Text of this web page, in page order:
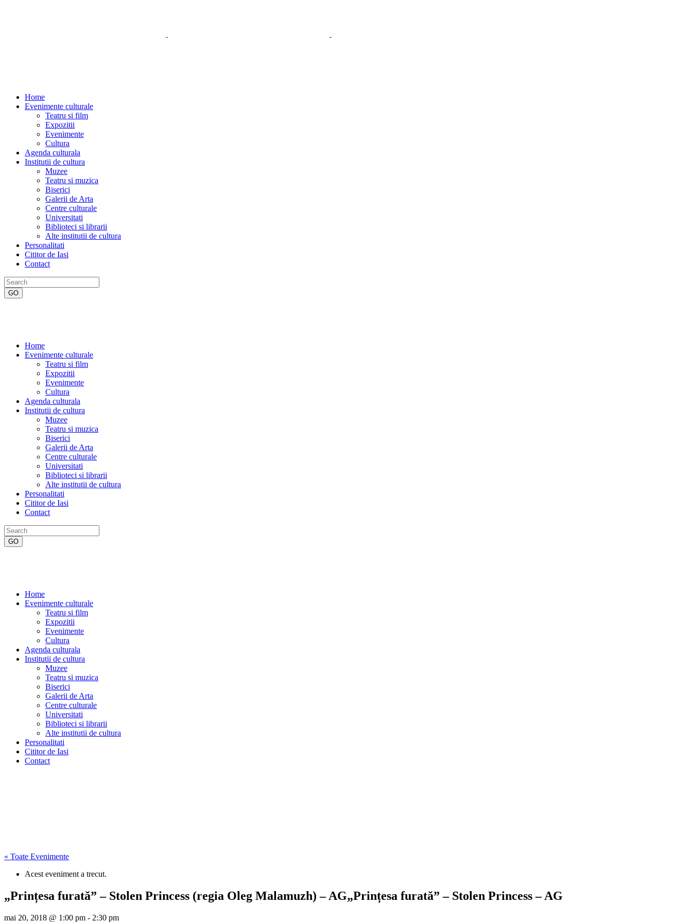
Home
Evenimente culturale
Teatru si film
Expozitii
Evenimente
Cultura
Agenda culturala
Institutii de cultura
Muzee
Teatru si muzica
Biserici
Galerii de Arta
Centre culturale
Universitati
Biblioteci si librarii
Alte institutii de cultura
Personalitati
Cititor de Iasi
Contact
Home
Evenimente culturale
Teatru si film
Expozitii
Evenimente
Cultura
Agenda culturala
Institutii de cultura
Muzee
Teatru si muzica
Biserici
Galerii de Arta
Centre culturale
Universitati
Biblioteci si librarii
Alte institutii de cultura
Personalitati
Cititor de Iasi
Contact
Home
Evenimente culturale
Teatru si film
Expozitii
Evenimente
Cultura
Agenda culturala
Institutii de cultura
Muzee
Teatru si muzica
Biserici
Galerii de Arta
Centre culturale
Universitati
Biblioteci si librarii
Alte institutii de cultura
Personalitati
Cititor de Iasi
Contact
« Toate Evenimente
Acest eveniment a trecut.
„Prințesa furată” – Stolen Princess (regia Oleg Malamuzh) – AG„Prințesa furată” – Stolen Princess – AG
mai 20, 2018 @ 1:00 pm - 2:30 pm